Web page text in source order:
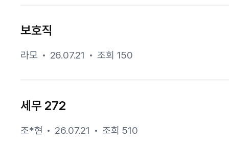
보호직
라모 26.07.21 조회 150
세무 272
조*현 26.07.21 조회 510